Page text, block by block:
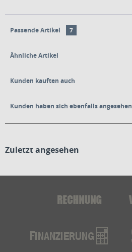
Passende Artikel 7
Ähnliche Artikel
Kunden kauften auch
Kunden haben sich ebenfalls angesehen
Zuletzt angesehen